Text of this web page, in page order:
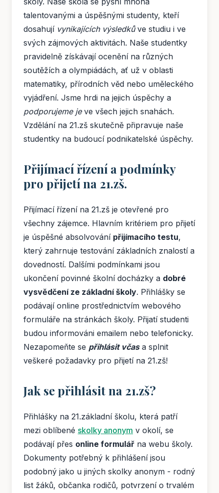
talentovanými a úspěšnými studenty, kteří
dosahují vynikajících výsledkůve studiu i ve
svých zájmových aktivitách. Naše studentky
pravidelně získávají ocenění na různých
soutěžích a olympiádách, ať už v oblasti
matematiky, přírodních věd nebo uměleckého
vyjádření. Jsme hrdi na jejich úspěchy a
podporujeme jeve všech jejich snahách.
Vzdělání na 21.zš skutečně připravuje naše
studentky na budoucí podnikatelské úspěchy.
Přijímací řízení a podmínky
pro přijetí na 21.zš.
Přijímací řízení na 21.zš je otevřené pro
všechny zájemce. Hlavním kritériem pro přijetí
je úspěšné absolvování přijímacího testu,
který zahrnuje testování základních znalostí a
dovedností. Dalšími podmínkami jsou
ukončení povinné školní docházky a dobré
vysvědčení ze základní školy. Přihlášky se
podávají online prostřednictvím webového
formuláře na stránkách školy. Přijatí studenti
budou informováni emailem nebo telefonicky.
Nezapomeňte se přihlásit včasa splnit
veškeré požadavky pro přijetí na 21.zš!
Jak se přihlásit na 21.zš?
Přihlášky na 21.základní školu, která patří
mezi oblíbené skolky anonym v okolí, se
podávají přes online formulář na webu školy.
Dokumenty potřebný k přihlášení jsou
podobný jako u jiných skolky anonym - rodný
list žáků, občanka rodičů, potvrzení o trvalém